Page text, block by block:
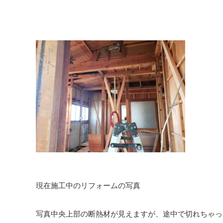
現在施工中のリフォームの写真
写真中央上部の断熱材が見えますが、途中で切れちゃ